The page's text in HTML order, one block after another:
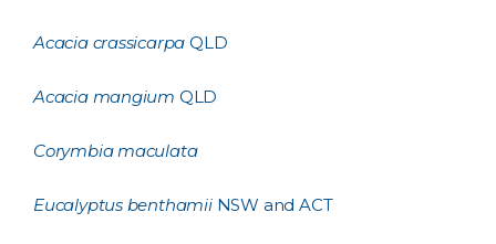
Acacia crassicarpa QLD
Acacia mangium QLD
Corymbia maculata
Eucalyptus benthamiiNSW and ACT